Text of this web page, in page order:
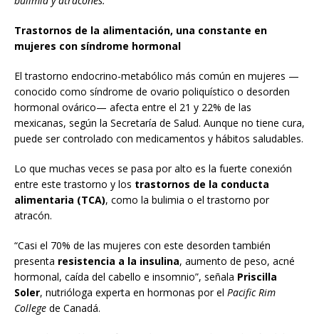
Trastornos de la alimentación, una constante en
mujeres con síndrome hormonal
El trastorno endocrino-metabólico más común en mujeres —
conocido como síndrome de ovario poliquístico o desorden
hormonal ovárico— afecta entre el 21 y 22% de las
mexicanas, según la Secretaría de Salud. Aunque no tiene cura,
puede ser controlado con medicamentos y hábitos saludables.
Lo que muchas veces se pasa por alto es la fuerte conexión
entre este trastorno y los trastornos de la conducta
alimentaria (TCA), como la bulimia o el trastorno por
atracón.
“Casi el 70% de las mujeres con este desorden también
presenta resistencia a la insulina, aumento de peso, acné
hormonal, caída del cabello e insomnio”, señala Priscilla
Soler, nutrióloga experta en hormonas por el Pacific Rim
College de Canadá.